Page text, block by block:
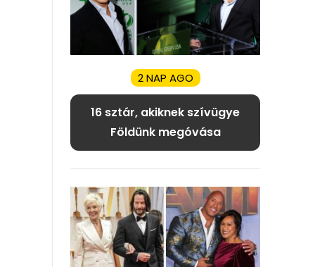
2 NAP AGO
16 sztár, akiknek szívügye
Földünk megóvása